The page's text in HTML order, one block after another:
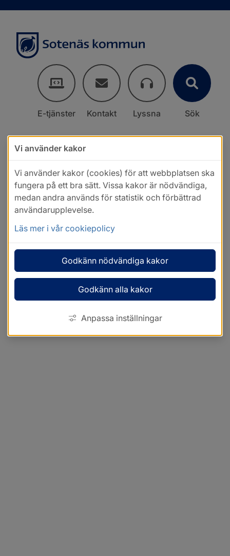
E-tjänster Kontakt Lyssna Sök
Vi använder kakor
Vi använder kakor (cookies) för att webbplatsen ska
fungera på ett bra sätt. Vissa kakor är nödvändiga,
medan andra används för statistik och förbättrad
användarupplevelse.
Läs mer i vår cookiepolicy
Godkänn nödvändiga kakor
Godkänn alla kakor
Anpassa inställningar